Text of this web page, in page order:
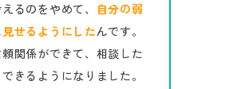
るのをやめて、 自分の弱
せるようにしたんです。
関係ができて、相談した
きるようになりました。